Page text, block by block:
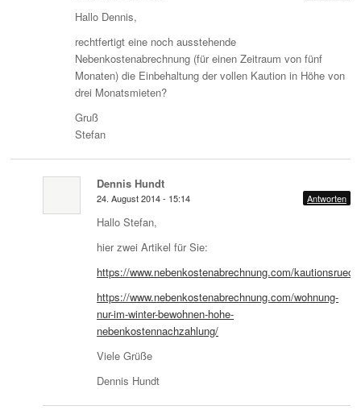
Hallo Dennis,
rechtfertigt eine noch ausstehende
Nebenkostenabrechnung (für einen Zeitraum von fünf
Monaten) die Einbehaltung der vollen Kaution in Höhe von
drei Monatsmieten?
Gruß
Stefan
Dennis Hundt
24. August 2014 - 15:14 Antworten
Hallo Stefan,
hier zwei Artikel für Sie:
https://www.nebenkostenabrechnung.com/
https://www.nebenkostenabrechnung.com/wohnung-
nur-im-winter-bewohnen-hohe-
nebenkostennachzahlung/
Viele Grüße
Dennis Hundt